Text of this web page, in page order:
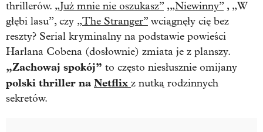
thrillerów. „Już mnie nie oszukasz” ,„Niewinny” , „W
głębi lasu”, czy „The Stranger” wciągnęły cię bez
reszty? Serial kryminalny na podstawie powieści
Harlana Cobena (dosłownie) zmiata je z planszy.
„Zachowaj spokój” to często niesłusznie omijany
polski thriller na Netflix z nutką rodzinnych
sekretów.